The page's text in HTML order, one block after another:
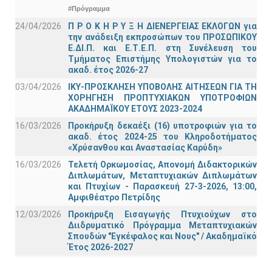
#Πρόγραμμα
24/04/2026
Π Ρ Ο Κ Η Ρ Υ Ξ Η ΔΙΕΝΕΡΓΕΙΑΣ ΕΚΛΟΓΩΝ για
την ανάδειξη εκπροσώπων του ΠΡΟΣΩΠΙΚΟΥ
Ε.ΔΙ.Π. και Ε.Τ.Ε.Π. στη Συνέλευση του
Τμήματος Επιστήμης Υπολογιστών για το
ακαδ. έτος 2026-27
03/04/2026
ΙΚΥ-ΠΡΟΣΚΛΗΣΗ ΥΠΟΒΟΛΗΣ ΑΙΤΗΣΕΩΝ ΓΙΑ ΤΗ
ΧΟΡΗΓΗΣΗ ΠΡΟΠΤΥΧΙΑΚΩΝ ΥΠΟΤΡΟΦΙΩΝ
ΑΚΑΔΗΜΑΪΚΟΥ ΕΤΟΥΣ 2023-2024
16/03/2026
Προκήρυξη δεκαέξι (16) υποτροφιών για το
ακαδ. έτος 2024-25 του Κληροδοτήματος
«Χρύσανθου και Αναστασίας Καρύδη»
16/03/2026
Τελετή Ορκωμοσίας, Απονομή Διδακτορικών
Διπλωμάτων, Μεταπτυχιακών Διπλωμάτων
και Πτυχίων - Παρασκευή 27-3-2026, 13:00,
Αμφιθέατρο Πετρίδης
12/03/2026
Προκήρυξη Εισαγωγής Πτυχιούχων στο
Διιδρυματικό Πρόγραμμα Μεταπτυχιακών
Σπουδών "Εγκέφαλος και Νους" / Ακαδημαϊκό
Έτος 2026-2027